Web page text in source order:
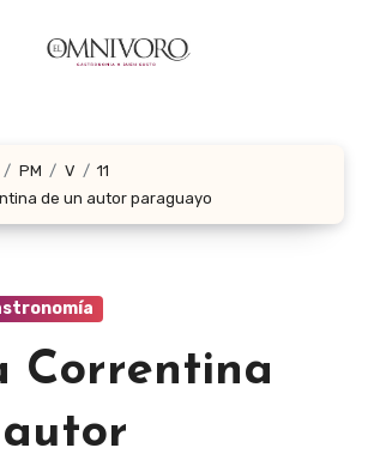
PM V
11
de un autor paraguayo
Correntina